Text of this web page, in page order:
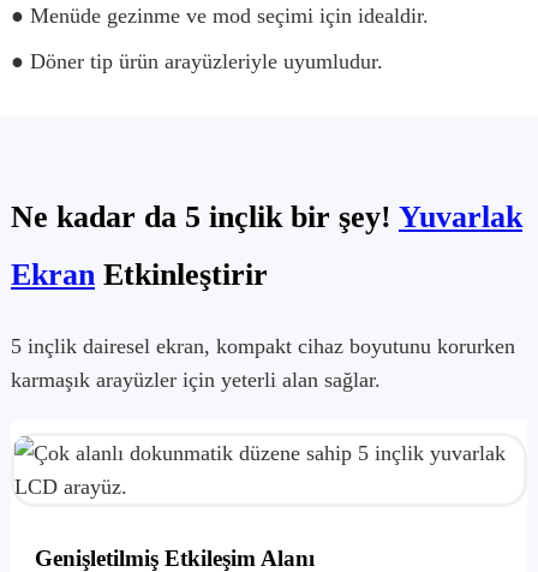
● Menüde gezinme ve mod seçimi için idealdir.
● Döner tip ürün arayüzleriyle uyumludur.
Ne kadar da 5 inçlik bir şey! Yuvarlak
EkranEtkinleştirir
5 inçlik dairesel ekran, kompakt cihaz boyutunu korurken
karmaşık arayüzler için yeterli alan sağlar.
Genişletilmiş Etkileşim Alanı